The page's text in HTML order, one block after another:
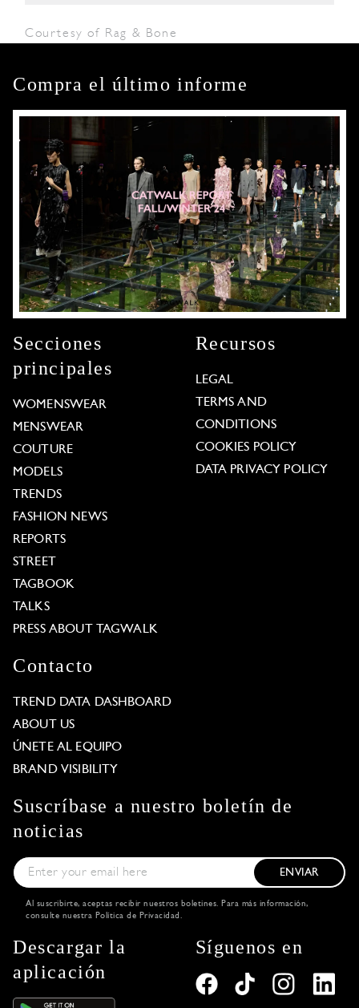
Courtesy of Rag & Bone
Compra el último informe
Secciones
principales
WOMENSWEAR
MENSWEAR
COUTURE
MODELS
TRENDS
FASHION NEWS
REPORTS
STREET
TAGBOOK
TALKS
PRESS ABOUT TAGWALK
Recursos
LEGAL
TERMS AND
CONDITIONS
COOKIES POLICY
DATA PRIVACY POLICY
Contacto
TREND DATA DASHBOARD
ABOUT US
ÚNETE AL EQUIPO
BRAND VISIBILITY
Suscríbase a nuestro boletín de
noticias
ENVIAR
Al suscribirte, aceptas recibir nuestros boletines. Para más información,
consulte nuestra Política de Privacidad .
Descargar la
aplicación
Síguenos en